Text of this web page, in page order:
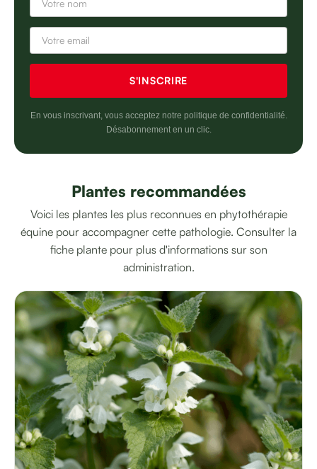
En vous inscrivant, vous acceptez notre politique de confidentialité.
Désabonnement en un clic.
Plantes recommandées
Voici les plantes les plus reconnues en phytothérapie
équine pour accompagner cette pathologie. Consulter la
fiche plante pour plus d'informations sur son
administration.